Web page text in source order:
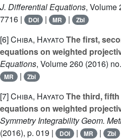
J. Differential Equations, Volume
7716 |
DOI | MR | Zbl
[6]Chiba, HayatoThe first,
equations on weighted
Equations, Volume 260 (2016)
MR | Zbl
[7]Chiba, HayatoThe third,
equations on weighted
Symmetry Integrability Geom.
(2016), p. 019 |
DOI | MR | Zbl